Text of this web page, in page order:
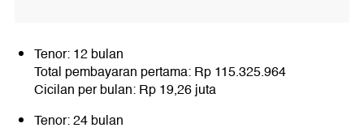
Tenor: 12 bulan
Total pembayaran pertama: Rp 115.325.964
Cicilan per bulan: Rp 19,26 juta
Tenor: 24 bulan